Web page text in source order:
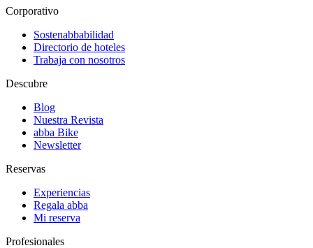
Corporativo
Sostenabbabilidad
Directorio de hoteles
Trabaja con nosotros
Descubre
Blog
Nuestra Revista
abba Bike
Newsletter
Reservas
Experiencias
Regala abba
Mi reserva
Profesionales